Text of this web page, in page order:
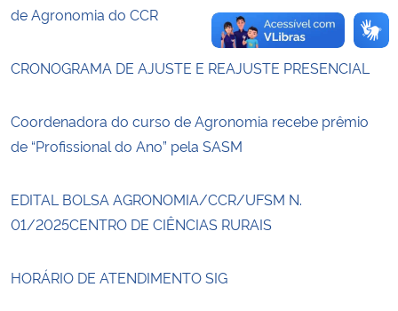
de Agronomia do CCR
CRONOGRAMA DE AJUSTE E REAJUSTE PRESENCIAL
Coordenadora do curso de Agronomia recebe prêmio
de “Profissional do Ano” pela SASM
EDITAL BOLSA AGRONOMIA/CCR/UFSM N.
01/2025CENTRO DE CIÊNCIAS RURAIS
HORÁRIO DE ATENDIMENTO SIG